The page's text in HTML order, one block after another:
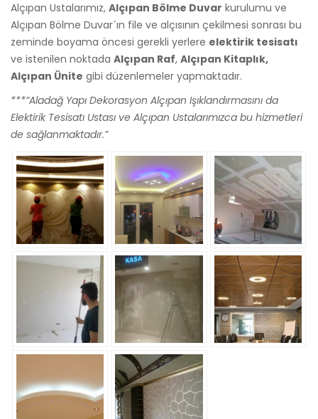
Alçıpan Ustalarımız, Alçıpan Bölme Duvar kurulumu ve
Alçıpan Bölme Duvar´ın file ve alçısının çekilmesi sonrası bu
zeminde boyama öncesi gerekli yerlere elektirik tesisatı
ve istenilen noktada Alçıpan Raf, Alçıpan Kitaplık,
Alçıpan Ünite gibi düzenlemeler yapmaktadır.
***”Aladağ Yapı Dekorasyon Alçıpan Işıklandırmasını da
Elektirik Tesisatı Ustası ve Alçıpan Ustalarımızca bu hizmetleri
de sağlanmaktadır.”